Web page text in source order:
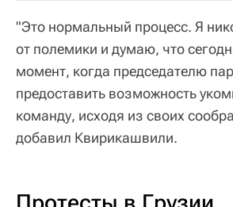
"Это нормальный процесс. Я
от полемики и думаю, что
момент, когда председателю
предоставить возможность
команду, исходя из своих
добавил Квирикашвили.